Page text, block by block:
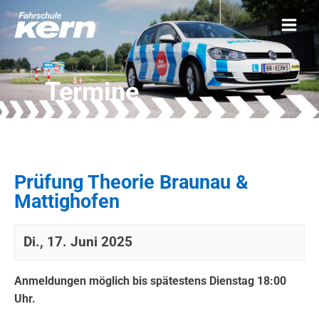
Termine
Prüfung Theorie Braunau &
Mattighofen
Di., 17. Juni 2025
Anmeldungen möglich bis spätestens Dienstag 18:00
Uhr.